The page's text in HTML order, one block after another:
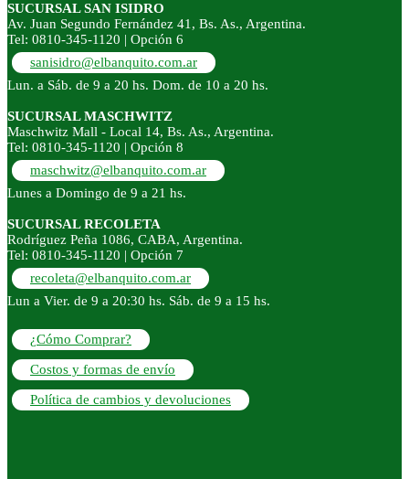
SUCURSAL SAN ISIDRO
Av. Juan Segundo Fernández 41, Bs. As., Argentina.
Tel: 0810-345-1120 | Opción 6
sanisidro@elbanquito.com.ar
Lun. a Sáb. de 9 a 20 hs. Dom. de 10 a 20 hs.
SUCURSAL MASCHWITZ
Maschwitz Mall - Local 14, Bs. As., Argentina.
Tel: 0810-345-1120 | Opción 8
maschwitz@elbanquito.com.ar
Lunes a Domingo de 9 a 21 hs.
SUCURSAL RECOLETA
Rodríguez Peña 1086, CABA, Argentina.
Tel: 0810-345-1120 | Opción 7
recoleta@elbanquito.com.ar
Lun a Vier. de 9 a 20:30 hs. Sáb. de 9 a 15 hs.
¿Cómo Comprar?
Costos y formas de envío
Política de cambios y devoluciones